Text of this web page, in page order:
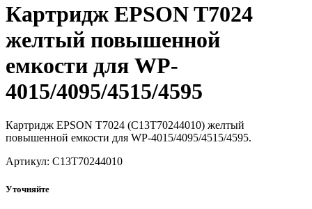
Картридж EPSON T7024
желтый повышенной
емкости для WP-
4015/4095/4515/4595
Картридж EPSON T7024 (C13T70244010) желтый
повышенной емкости для WP-4015/4095/4515/4595.
Артикул: C13T70244010
Уточняйте